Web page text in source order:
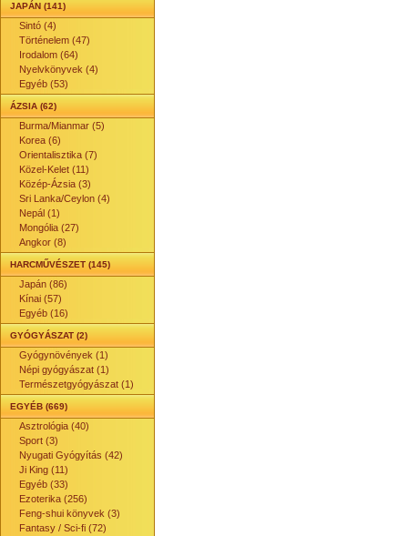
JAPÁN (141)
Sintó (4)
Történelem (47)
Irodalom (64)
Nyelvkönyvek (4)
Egyéb (53)
ÁZSIA (62)
Burma/Mianmar (5)
Korea (6)
Orientalisztika (7)
Közel-Kelet (11)
Közép-Ázsia (3)
Sri Lanka/Ceylon (4)
Nepál (1)
Mongólia (27)
Angkor (8)
HARCMŰVÉSZET (145)
Japán (86)
Kínai (57)
Egyéb (16)
GYÓGYÁSZAT (2)
Gyógynövények (1)
Népi gyógyászat (1)
Természetgyógyászat (1)
EGYÉB (669)
Asztrológia (40)
Sport (3)
Nyugati Gyógyítás (42)
Ji King (11)
Egyéb (33)
Ezoterika (256)
Feng-shui könyvek (3)
Fantasy / Sci-fi (72)